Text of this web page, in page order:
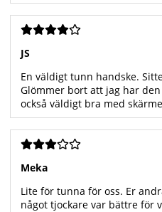
JS
En väldigt tunn handske.
Glömmer bort att jag har
också väldigt bra med
Meka
Lite för tunna för oss. Er
något tjockare var bättre för